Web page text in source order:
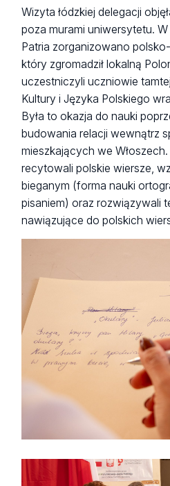
Wizyta łódzkiej delegacji
poza murami uniwersytetu.
Patria zorganizowano
który zgromadził lokalną
uczestniczyli uczniowie
Kultury i Języka Polskiego
Była to okazja do nauki
budowania relacji wewnątrz
mieszkających we
recytowali polskie wiersze,
bieganym (forma nauki
pisaniem) oraz rozwiązywali
nawiązujące do polskich